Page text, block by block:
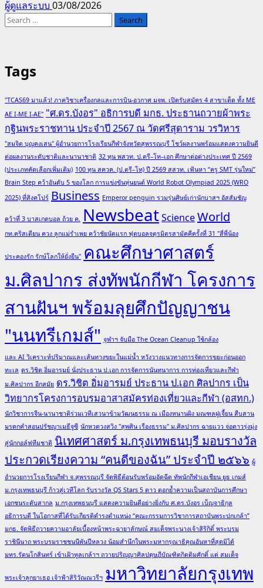
ผู้ดูแลระบบ 03/08/2026
Search
Tags
"TCAS69 มาแล้ว! ภาควิชาเครื่องกลและการบิน-อวกาศ มจพ. เปิดรับสมัคร 4 สาขาเด็ด ทั้ง ME
AE I-ME I-AE" "ศ.ดร.บังอร" อธิการบดี มกธ. ประธานถวายผ้าพระ
กฐินพระราชทาน ประจำปี 2567 ณ วัดศรีสุดาราม วรวิหาร
"สมจิต บุญคงเสน" ผู้อำนวยการโรงเรียนกีฬาจังหวัดสุพรรณบุรี โชว์ผลงานพร้อมแสดงความยินดี
ต่อผลงานระดับชาติและนานาชาติ 32 ทุน พสวท. ป.ตรี–โท–เอก ศึกษาต่อต่างประเทศ ปี 2569
(ประเภทคัดเลือกเพิ่มเติม) 100 ทุน สควค. (ป.ตรี–โท) ปี 2569 สสวท. เฟ้นหา “ครู SMT รุ่นใหม่”
Brain Step คว้าอันดับ 5 ของโลก การแข่งขันหุ่นยนต์ World Robot Olympiad 2025 (WRO
2025) ที่สิงคโปร์ Business Emperor penguin รวมรุ่นศิษย์เก่านักบาสฯ อัสสัมชัญ
คว้าที่ 3 บาสเกตบอล ถ้วย ค. NewsbeatScienceWorld
กท.คริสเตียน ควง ลูกแม่รำเพย คว้าชัยนัดแรก ฟุตบอลจตุรมิตรสามัคคีครั้งที่ 31 "สี่พี่น้อง
ประคองรัก รักษ์โลกให้ยั่งยืน" คณะศึกษาศาสตร์
ม.ศิลปากร ส่งทัพนักกีฬา โครงการ
สานฝันฯ พร้อมลุยศึกปัญญาชน
"นนทรีเกมส์" จุฬาฯ จับมือ The Ocean Cleanup ใช้กล้อง
และ AI วิเคราะห์ปริมาณและเส้นทางขยะในแม่น้ำ หวังวางแนวทางการจัดการขยะก่อนออก
ทะเล ดร.วิชิต อิ่มอารมย์ นั่งประธาน ป.เอก การจัดการนันทนาการ การท่องเที่ยวและกีฬา
ม.ศิลปากร อีกสมัย ดร.วิชิต อิ่มอารมย์ ประธาน ป.เอก ศิลปากร เป็น
วิทยากรโครงการอบรมอาสาสมัครท่องเที่ยวและกีฬา (อสทก.)
นักวิชาการจีน-นานาชาติร่วมเวทีเสวนาข้ามวัฒนธรรม ณ เมืองหนานผิง มณฑลฝูเจี้ยน สืบสาน
มรดกคำสอนปรัชญาเมธีจูซี นักหวดวงสวิง "สุพศิน เรืองธรรม" ม.ศิลปากร ฉายแวว จ่อดาวรุ่งมุ่ง
สู่นักกอล์ฟทีมชาติ นิเทศศาสตร์ ม.กรุงเทพธนบุรี มอบรางวัล
ประกวดเรียงความ “คนดีของฉัน” ประจำปี ๒๕๖๖ ผู้
อำนวยการโรงเรียนกีฬา จ.สุพรรณบุรี จัดพิธีต้อนรับพร้อมอัดฉีด ทัพนักกีฬาเอเชียน ยูธ เกมส์
ม.กรุงเทพธนบุรี ก้าวสู่เวทีโลก รับรางวัล QS Stars 5 ดาว ตอกย้ำความเป็นสถาบันการศึกษา
เอกชนระดับสากล ม.กรุงเทพธนบุรี แสดงความยินดีอย่างยิ่งกับ ศ.ดร.บังอร เบ็ญจาธิกุล
อธิการบดี ในโอกาสที่ได้รับเกียรติดำรงตำแหน่ง “คณะกรรมการวิชาการสถาบันพระปกเกล้า”
มกธ. จัดพิธีถวายความอาลัยเบื้องหน้าพระฉายาลักษณ์ สมเด็จพระนางเจ้าสิริกิติ์ พระบรม
ราชินีนาถ พระบรมราชชนนีพันปีหลวง น้อมสำนึกในพระมหากรุณาธิคุณอันหาที่สุดมิได้
มทร.รัตนโกสินทร์ เข้าเฝ้าทูลเกล้าฯ ถวายปริญญาศิลปดุษฎีบัณฑิตกิตติมศักดิ์ แด่ สมเด็จ
พระเจ้าลูกยาเธอ เจ้าฟ้าสิริวัณณวรีฯ มหาวิทยาลัยกรุงเทพ